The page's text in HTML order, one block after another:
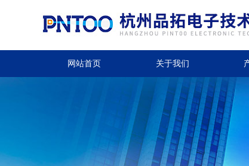
网站首页 关于我们